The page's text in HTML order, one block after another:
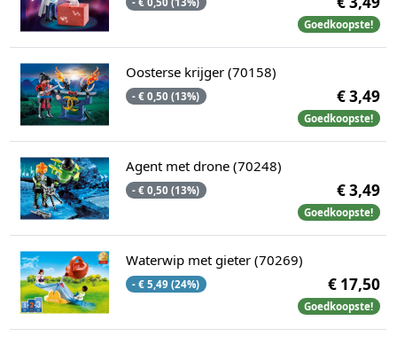
Goedkoopste!
Oosterse krijger (70158)
- € 0,50 (13%) € 3,49
Goedkoopste!
Agent met drone (70248)
- € 0,50 (13%) € 3,49
Goedkoopste!
Waterwip met gieter (70269)
- € 5,49 (24%) € 17,50
Goedkoopste!